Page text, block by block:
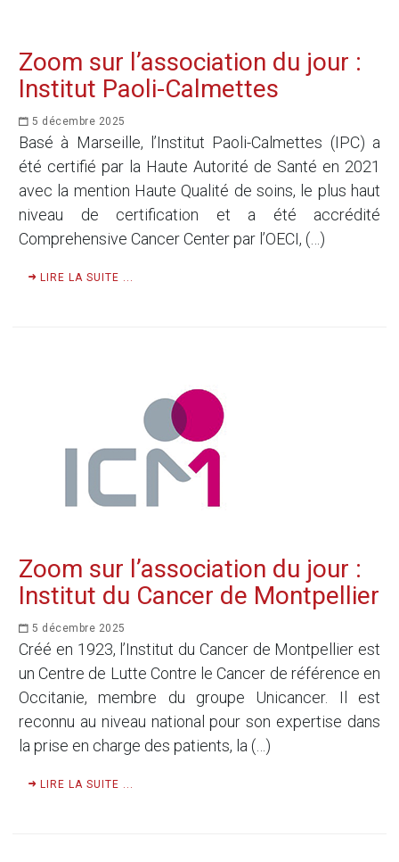
Zoom sur l’association du jour :
Institut Paoli-Calmettes
5 décembre 2025
Basé à Marseille, l’Institut Paoli-Calmettes (IPC) a
été certifié par la Haute Autorité de Santé en 2021
avec la mention Haute Qualité de soins, le plus haut
niveau de certification et a été accrédité
Comprehensive Cancer Center par l’OECI, (…)
LIRE LA SUITE ...
Zoom sur l’association du jour :
Institut du Cancer de Montpellier
5 décembre 2025
Créé en 1923, l’Institut du Cancer de Montpellier est
un Centre de Lutte Contre le Cancer de référence en
Occitanie, membre du groupe Unicancer. Il est
reconnu au niveau national pour son expertise dans
la prise en charge des patients, la (…)
LIRE LA SUITE ...